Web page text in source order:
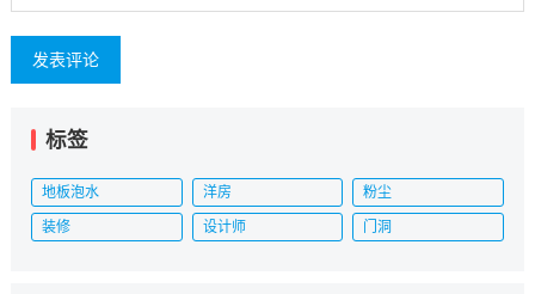
标签
地板泡水 洋房 粉尘
装修 设计师 门洞